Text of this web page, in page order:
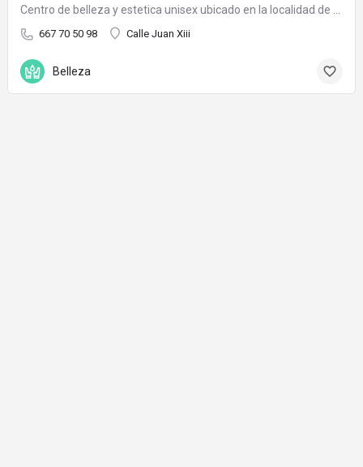
667 70 50 98 Calle Juan Xiii
Belleza